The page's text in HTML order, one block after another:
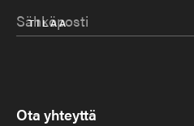
Ota yhteyttä